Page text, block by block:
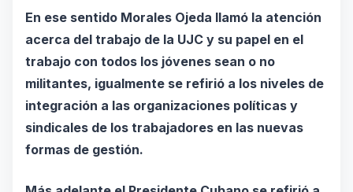
En ese sentido Morales Ojeda llamó la atención
acerca del trabajo de la UJC y su papel en el
trabajo con todos los jóvenes sean o no
militantes, igualmente se refirió a los niveles de
integración a las organizaciones políticas y
sindicales de los trabajadores en las nuevas
formas de gestión.